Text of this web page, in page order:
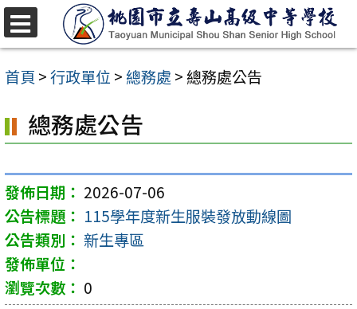
跳
至
主
內
容
區
首頁 >行政單位 > 總務處 > 總務處公告
總務處公告
2026-07-06
115學年度新生服裝發放動線圖
新生專區
0
選
單